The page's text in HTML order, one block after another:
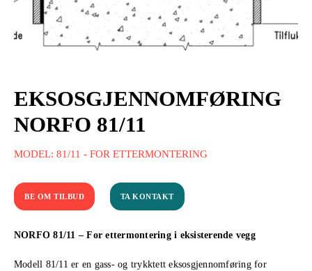
EKSOSGJENNOMFØRING
NORFO 81/11
MODEL: 81/11 - FOR ETTERMONTERING
BE OM TILBUD TA KONTAKT
NORFO 81/11 – For ettermontering i eksisterende vegg
Modell 81/11 er en gass- og trykktett eksosgjennomføring for